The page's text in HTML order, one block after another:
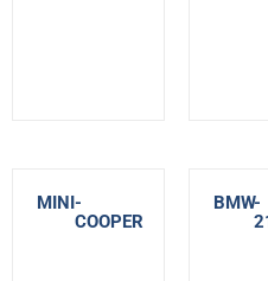
MINI-
COOPER
BMW-